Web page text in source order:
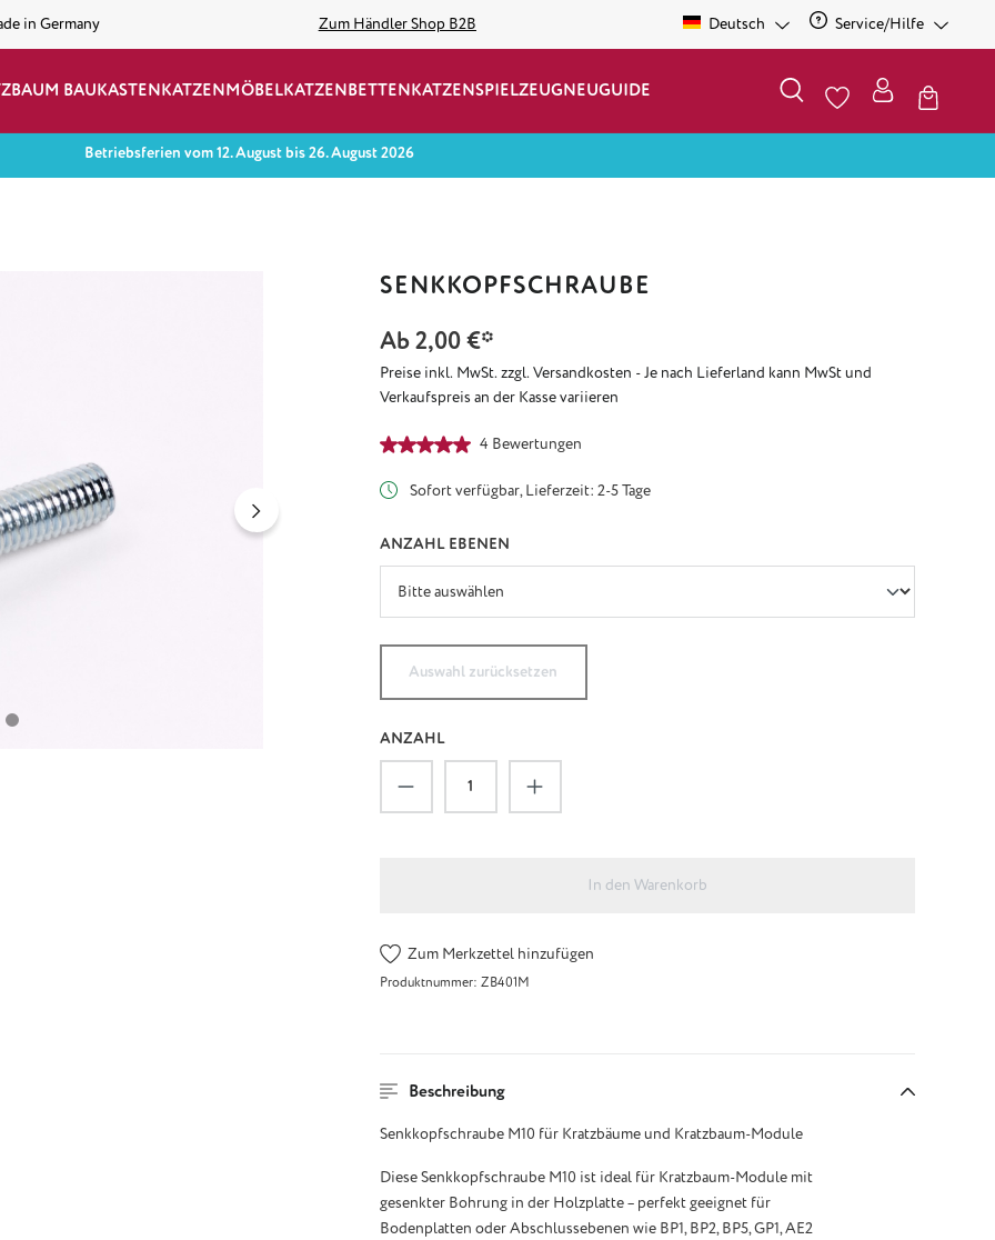
in Germany Zum Händler Shop B2B Deutsch Service/Hilfe
BAUKASTENKATZENMÖBELKATZENBETTENKATZENSPIELZEUGNEUGUIDE
Betriebsferien vom 12. August bis 26. August 2026
SENKKOPFSCHRAUBE
Ab2,00 €*
Preise inkl. MwSt. zzgl. Versandkosten - Je nach Lieferland kann MwSt und
Verkaufspreis an der Kasse variieren
Durchschnittliche Bewertung von 5 von 5 Sternen
4 Bewertungen
Sofort verfügbar, Lieferzeit: 2-5 Tage
ANZAHL EBENENAUSWÄHLEN
Auswahl zurücksetzen
ANZAHL
Produkt Anzahl: Gib den gewünschten Wert ein
In den Warenkorb
Zum Merkzettel hinzufügen
Produktnummer: ZB401M
Beschreibung
Senkkopfschraube M10 für Kratzbäume und Kratzbaum-Module
Diese Senkkopfschraube M10 ist ideal für Kratzbaum-Module mit
gesenkter Bohrung in der Holzplatte – perfekt geeignet für
Bodenplatten oder Abschlussebenen wie BP1, BP2, BP5, GP1, AE2